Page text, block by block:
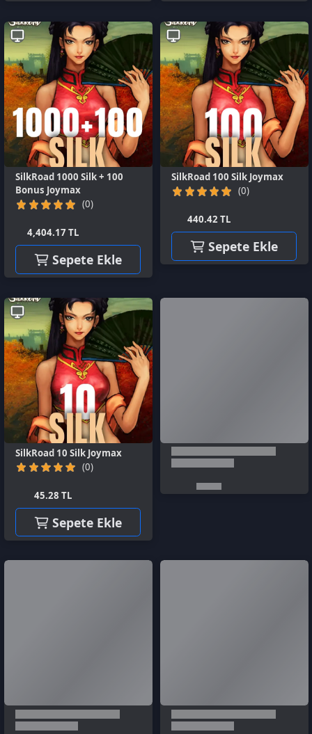
SilkRoad 1000 Silk + 100
Bonus Joymax
(0)
4,404.17 TL
Sepete Ekle
SilkRoad 100 Silk Joymax
(0)
440.42 TL
Sepete Ekle
SilkRoad 10 Silk Joymax
(0)
45.28 TL
Sepete Ekle